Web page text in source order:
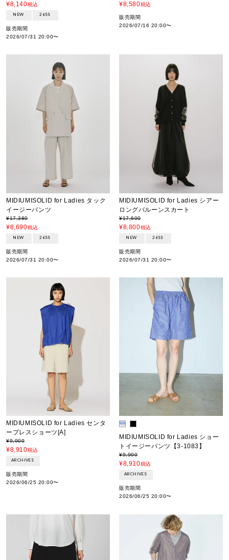
¥8,140税込
NEW 26SS
販売期間
2026/07/31 20:00〜
¥8,580税込
販売期間
2026/07/16 20:00〜
MIDIUMISOLID for Ladies タック
イージーパンツ
¥17,380
¥8,690税込
NEW 26SS
販売期間
2026/07/31 20:00〜
MIDIUMISOLID for Ladies シアー
ロングバルーンスカート
¥17,600
¥8,800税込
NEW 26SS
販売期間
2026/07/31 20:00〜
MIDIUMISOLID for Ladies センタ
ープレスショーツ[A]
¥9,900
¥8,910税込
ARCHIVES
販売期間
2026/06/25 20:00〜
MIDIUMISOLID for Ladies ショー
トイージーパンツ【3-1083】
¥9,900
¥8,910税込
ARCHIVES
販売期間
2026/06/25 20:00〜